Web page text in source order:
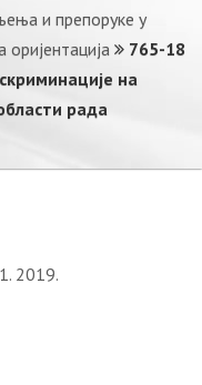
и препоруке у
оријентација
765-18
на
рада
2019.